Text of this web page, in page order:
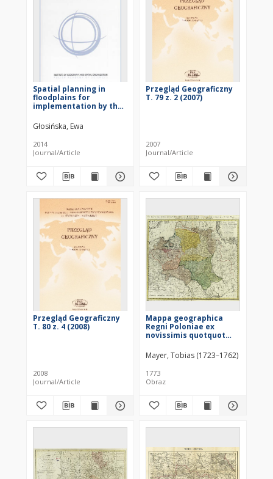
Spatial planning in
floodplains for
implementation by the
Poland
Głosińska, Ewa
2014
Journal/Article
Przegląd Geograficzny
T. 79 z. 2 (2007)
2007
Journal/Article
Przegląd Geograficzny
T. 80 z. 4 (2008)
2008
Journal/Article
Mappa geographica
Regni Poloniae ex
novissimis quotquot
composita et ad L.L.
Stereographica
projectionis revocata
Mayer, Tobias (1723–1762)
1773
Obraz